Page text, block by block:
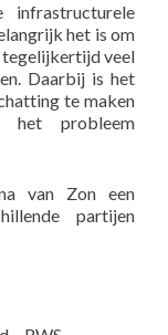
het is om
veel
Daarbij is het
te maken
het probleem
van Zon een
partijen